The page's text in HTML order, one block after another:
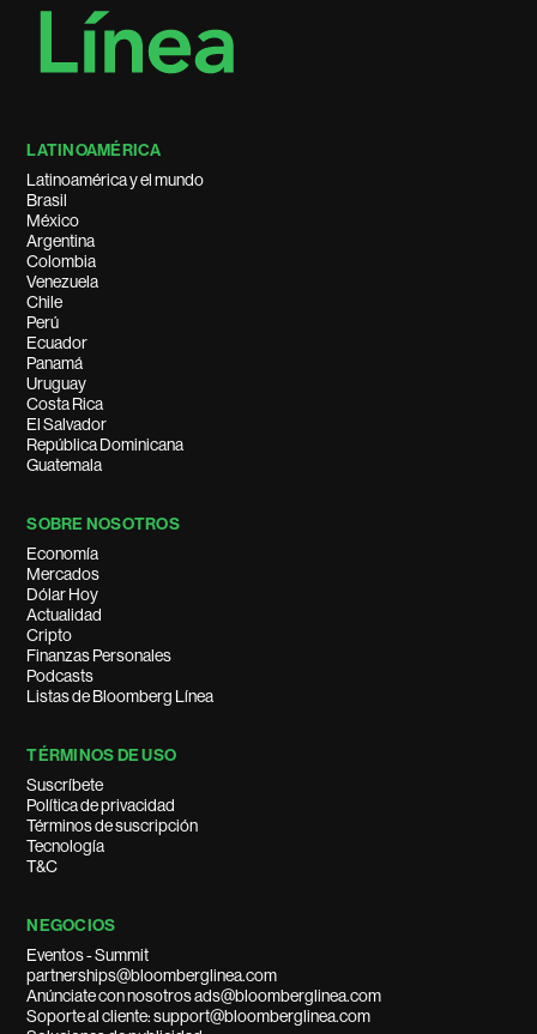
LATINOAMÉRICA
Latinoamérica y el mundo
Brasil
México
Argentina
Colombia
Venezuela
Chile
Perú
Ecuador
Panamá
Uruguay
Costa Rica
El Salvador
República Dominicana
Guatemala
SOBRE NOSOTROS
Economía
Mercados
Dólar Hoy
Actualidad
Cripto
Finanzas Personales
Podcasts
Listas de Bloomberg Línea
TÉRMINOS DE USO
Suscríbete
Política de privacidad
Términos de suscripción
Tecnología
T&C
NEGOCIOS
Eventos - Summit
partnerships@bloomberglinea.com
Anúnciate con nosotros ads@bloomberglinea.com
Soporte al cliente: support@bloomberglinea.com